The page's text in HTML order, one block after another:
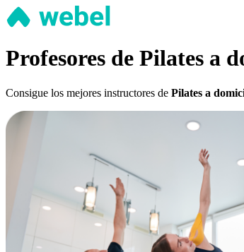
Profesores de Pilates a
Consigue los mejores instructores de Pilates a